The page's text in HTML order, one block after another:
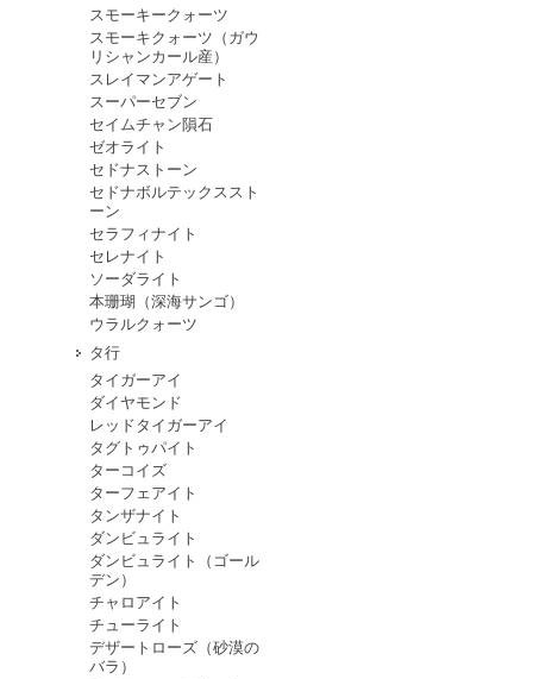
スモーキークォーツ
スモーキクォーツ（ガウ
リシャンカール産）
スレイマンアゲート
スーパーセブン
セイムチャン隕石
ゼオライト
セドナストーン
セドナボルテックススト
ーン
セラフィナイト
セレナイト
ソーダライト
本珊瑚（深海サンゴ）
ウラルクォーツ
タ行
タイガーアイ
ダイヤモンド
レッドタイガーアイ
タグトゥパイト
ターコイズ
ターフェアイト
タンザナイト
ダンビュライト
ダンビュライト（ゴール
デン）
チャロアイト
チューライト
デザートローズ（砂漠の
バラ）